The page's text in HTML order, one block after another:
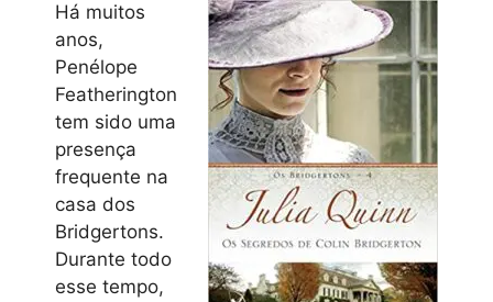
Há muitos
anos,
Penélope
Featherington
tem sido uma
presença
frequente na
casa dos
Bridgertons.
Durante todo
esse tempo,